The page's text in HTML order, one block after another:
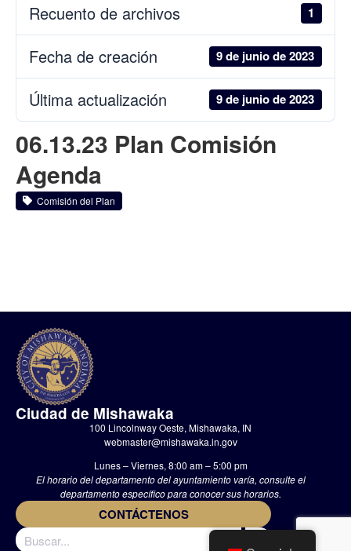
Recuento de archivos 1
Fecha de creación 9 de junio de 2023
Última actualización 9 de junio de 2023
06.13.23 Plan Comisión
Agenda
Comisión del Plan
Ciudad de Mishawaka
100 Lincolnway Oeste, Mishawaka, IN
webmaster@mishawaka.in.gov
Lunes – Viernes, 8:00 am – 5:00 pm
El horario del departamento del ayuntamiento varía, consulte el
departamento específico para conocer sus horarios.
CONTÁCTENOS